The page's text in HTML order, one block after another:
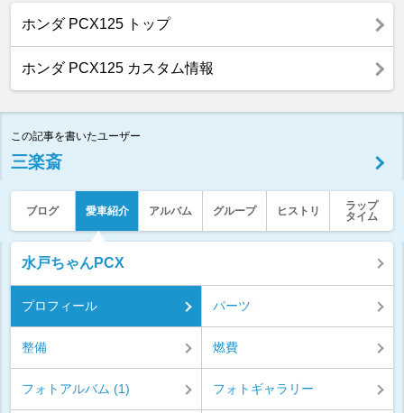
ホンダ PCX125 トップ
ホンダ PCX125 カスタム情報
この記事を書いたユーザー
三楽斎
ブログ 愛車紹介 アルバム グループ ヒストリ
ラップ
タイム
水戸ちゃんPCX
プロフィール パーツ
整備 燃費
フォトアルバム (1) フォトギャラリー